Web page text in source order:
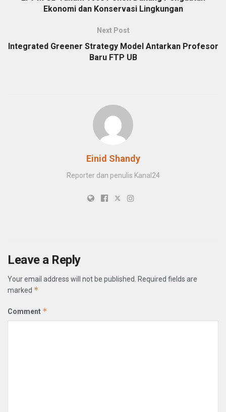
Ekonomi dan Konservasi Lingkungan
Next Post
Integrated Greener Strategy Model Antarkan Profesor
Baru FTP UB
Einid Shandy
Reporter dan penulis Kanal24
Leave a Reply
Your email address will not be published.
Required fields are
marked *
Comment *